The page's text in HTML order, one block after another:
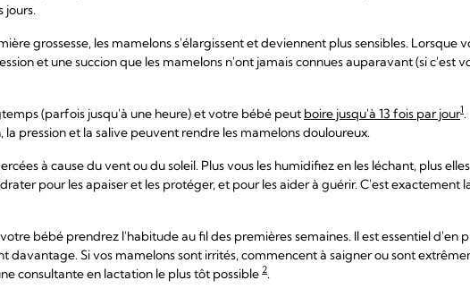
jours.
grossesse, les mamelons s'élargissent et deviennent plus sensibles. Lorsque
et une succion que les mamelons n'ont jamais connues auparavant (si c'est
(parfois jusqu'à une heure) et votre bébé peut boire jusqu'à 13 fois par jour1.
la pression et la salive peuvent rendre les mamelons douloureux.
à cause du vent ou du soleil. Plus vous les humidifiez en les léchant, plus elles
pour les apaiser et les protéger, et pour les aider à guérir. C'est exactement
bébé prendrez l'habitude au fil des premières semaines. Il est essentiel d'en
davantage. Si vos mamelons sont irrités, commencent à saigner ou sont
consultante en lactation le plus tôt possible 2.